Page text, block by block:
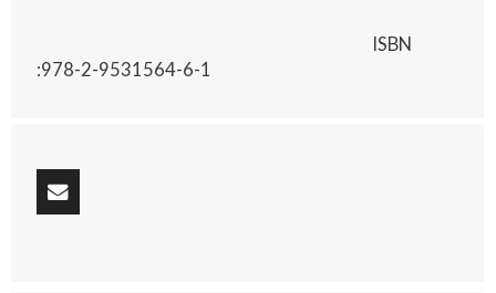
ISBN
:978-2-9531564-6-1